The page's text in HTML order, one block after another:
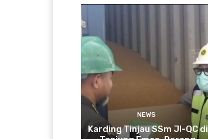
NEWS
Karding Tinjau SSm JI-QC di